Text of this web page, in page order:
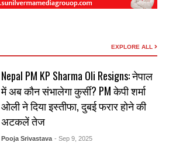
EXPLORE ALL
Nepal PM KP Sharma Oli Resigns: नेपाल
में अब कौन संभालेगा कुर्सी? PM केपी शर्मा
ओली ने दिया इस्तीफा, दुबई फरार होने की
अटकलें तेज
Pooja Srivastava - Sep 9, 2025